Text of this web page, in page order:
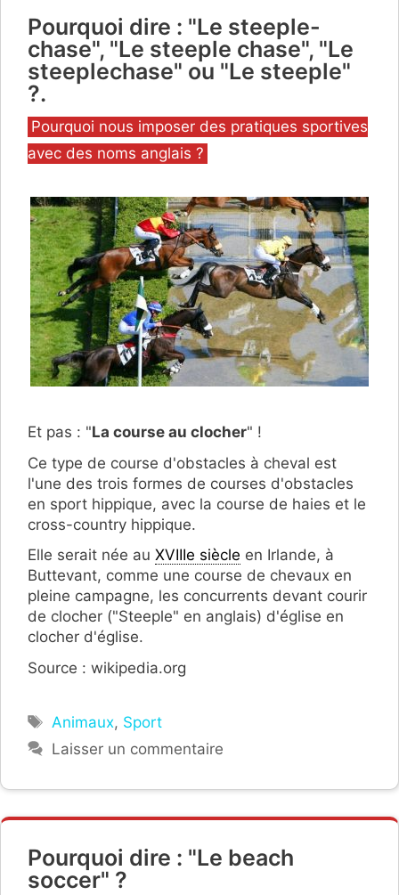
Pourquoi dire : "Le steeple-
chase", "Le steeple chase", "Le
steeplechase" ou "Le steeple"
?.
Catégories
Pourquoi nous imposer des pratiques sportives
avec des noms anglais ?
Et pas : "La course au clocher" !
Ce type de course d'obstacles à cheval est
l'une des trois formes de courses d'obstacles
en sport hippique, avec la course de haies et le
cross-country hippique.
Elle serait née au XVIIIe siècle en Irlande, à
Buttevant, comme une course de chevaux en
pleine campagne, les concurrents devant courir
de clocher ("Steeple" en anglais) d'église en
clocher d'église.
Source : wikipedia.org
Étiquettes
Animaux, Sport
Laisser un commentaire
Pourquoi dire : "Le beach
soccer" ?